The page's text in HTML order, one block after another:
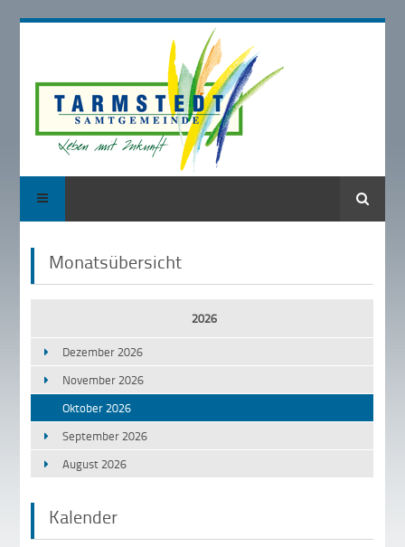
Suche
Monatsübersicht
2026
Dezember 2026
November 2026
Oktober 2026
September 2026
August 2026
Kalender